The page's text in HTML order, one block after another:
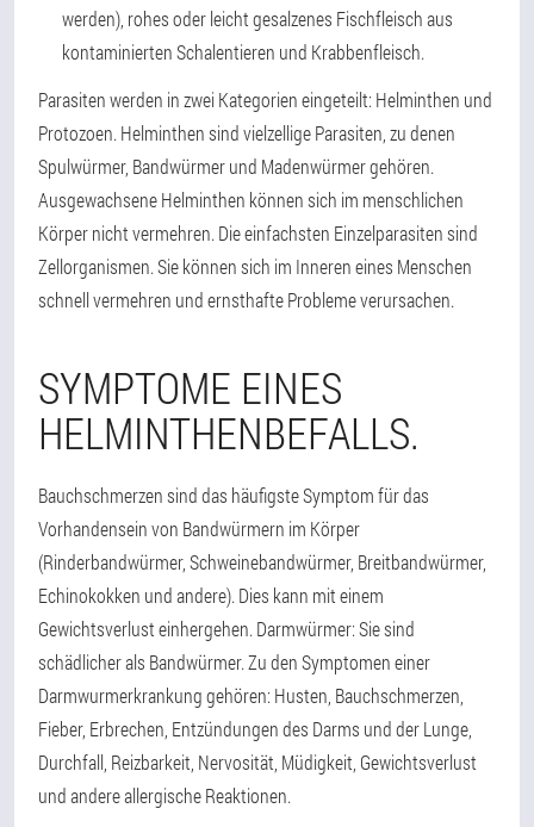
werden), rohes oder leicht gesalzenes Fischfleisch aus
kontaminierten Schalentieren und Krabbenfleisch.
Parasiten werden in zwei Kategorien eingeteilt: Helminthen und
Protozoen. Helminthen sind vielzellige Parasiten, zu denen
Spulwürmer, Bandwürmer und Madenwürmer gehören.
Ausgewachsene Helminthen können sich im menschlichen
Körper nicht vermehren. Die einfachsten Einzelparasiten sind
Zellorganismen. Sie können sich im Inneren eines Menschen
schnell vermehren und ernsthafte Probleme verursachen.
SYMPTOME EINES
HELMINTHENBEFALLS.
Bauchschmerzen sind das häufigste Symptom für das
Vorhandensein von Bandwürmern im Körper
(Rinderbandwürmer, Schweinebandwürmer, Breitbandwürmer,
Echinokokken und andere). Dies kann mit einem
Gewichtsverlust einhergehen. Darmwürmer: Sie sind
schädlicher als Bandwürmer. Zu den Symptomen einer
Darmwurmerkrankung gehören: Husten, Bauchschmerzen,
Fieber, Erbrechen, Entzündungen des Darms und der Lunge,
Durchfall, Reizbarkeit, Nervosität, Müdigkeit, Gewichtsverlust
und andere allergische Reaktionen.